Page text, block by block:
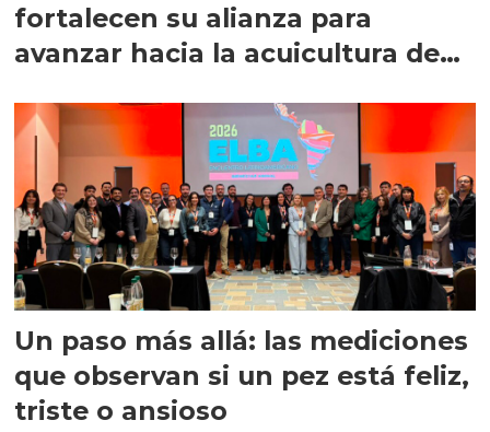
fortalecen su alianza para
avanzar hacia la acuicultura de
Un paso más allá: las mediciones
que observan si un pez está feliz,
triste o ansioso